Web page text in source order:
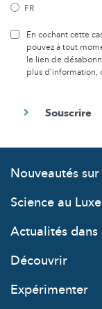
FR
En cochant cette
pouvez à tout
le lien de
plus d’information,
Nouveautés
Science au
Actualités
Découvrir
Expérimenter